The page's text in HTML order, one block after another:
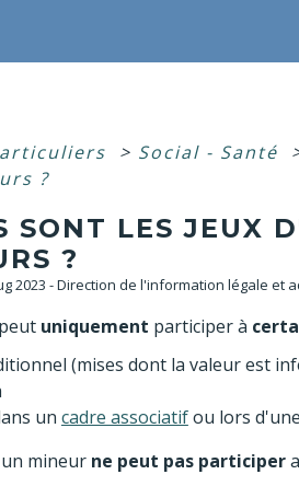
> Social - Santé
?
SONT LES JEUX
?
2023 - Direction de l'information légale et
uniquement participer à
(mises dont la valeur est
un cadre associatifou lors
mineurne peut pas participer